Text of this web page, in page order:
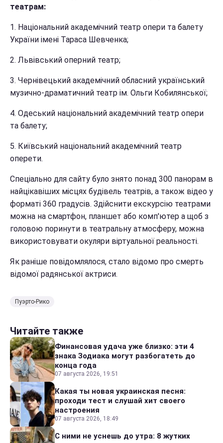
театрам:
1. Національний академічний театр опери та балету
України імені Тараса Шевченка;
2. Львівський оперний театр;
3. Чернівецький академічний обласний український
музично-драматичний театр ім. Ольги Кобилянської;
4. Одеський національний академічний театр опери
та балету;
5. Київський національний академічний театр
оперети.
Спеціально для сайту було знято понад 300 панорам в
найцікавіших місцях будівель театрів, а також відео у
форматі 360 градусів. Здійснити екскурсію театрами
можна на смартфон, планшет або комп'ютер а щоб з
головою поринути в театральну атмосферу, можна
використовувати окуляри віртуальної реальності.
Як раніше повідомлялося, стало відомо про смерть
відомої радянської актриси.
Пуэрто-Рико
Читайте также
Финансовая удача уже близко: эти 4
знака Зодиака могут разбогатеть до
конца года
07 августа 2026, 19:51
Какая ты новая украинская песня:
проходи тест и слушай хит своего
настроения
07 августа 2026, 18:49
С ними не уснешь до утра: 8 жутких